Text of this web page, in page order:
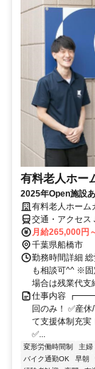
有料老人ホー
2025年Open施設
有料老人ホーム
交通・アクセス
月給265,000円
千葉県船橋市
勤務時間詳細
も相談可^^ ※
場合は残業代支
仕事内容
回のみ！ ✅産
て支援体制充実
✅...
変形労働時間制 主婦
バイク通勤OK
早朝